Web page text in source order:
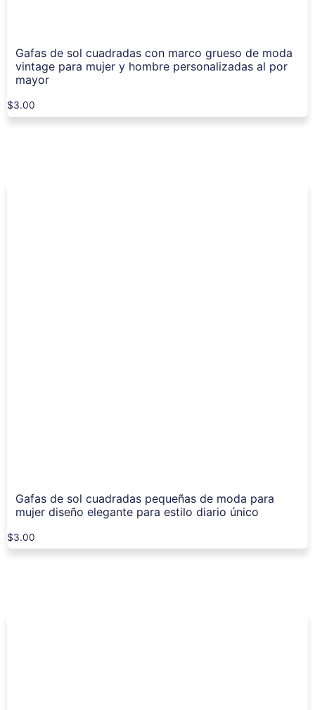
Gafas de sol cuadradas con marco grueso de moda
vintage para mujer y hombre personalizadas al por
mayor
$3.00
Gafas de sol cuadradas pequeñas de moda para
mujer diseño elegante para estilo diario único
$3.00